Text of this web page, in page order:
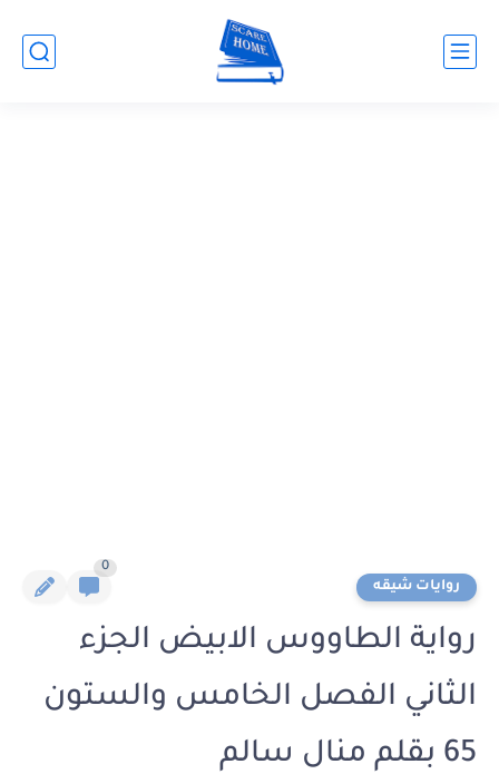
روايات شيقه
0
رواية الطاووس الابيض الجزء
الثاني الفصل الخامس والستون
65 بقلم منال سالم